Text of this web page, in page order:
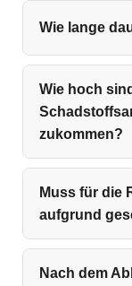
Wie lange
Wie hoch
zukommen?
Muss für die
aufgrund
Nach dem